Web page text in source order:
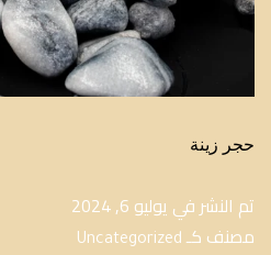
حجر زينة
تم النشر في يوليو 6, 2024
مصنف كـ Uncategorized